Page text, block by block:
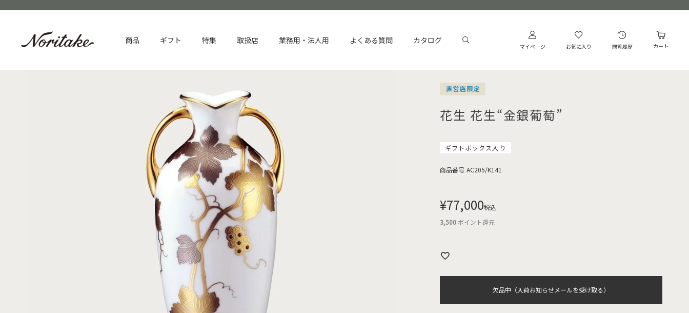
商品 ギフト 特集 取扱店 業務用・法人用 よくある質問 カタログ
マイページ お気に入り 閲覧履歴 カート
直営店限定
花生 花生“金銀葡萄”
ギフトボックス入り
商品番号 AC205/K141
¥77,000税込
3,500ポイント還元
欠品中（入荷お知らせメールを受け取る）